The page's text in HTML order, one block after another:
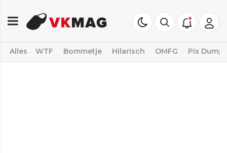
Alles WTF Bommetje Hilarisch OMFG Pix Dump